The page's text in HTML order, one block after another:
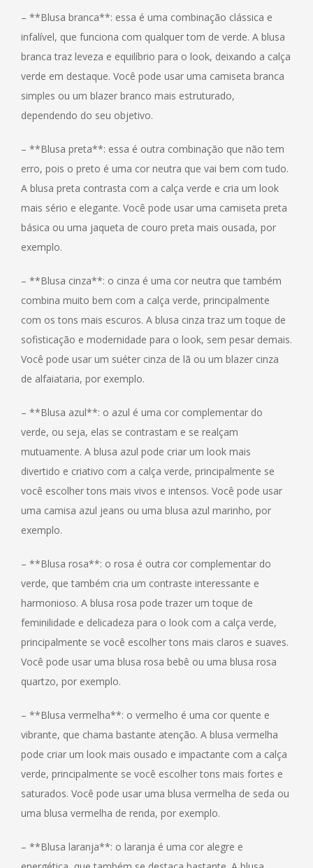
– **Blusa branca**: essa é uma combinação clássica e
infalível, que funciona com qualquer tom de verde. A blusa
branca traz leveza e equilíbrio para o look, deixando a calça
verde em destaque. Você pode usar uma camiseta branca
simples ou um blazer branco mais estruturado,
dependendo do seu objetivo.
– **Blusa preta**: essa é outra combinação que não tem
erro, pois o preto é uma cor neutra que vai bem com tudo.
A blusa preta contrasta com a calça verde e cria um look
mais sério e elegante. Você pode usar uma camiseta preta
básica ou uma jaqueta de couro preta mais ousada, por
exemplo.
– **Blusa cinza**: o cinza é uma cor neutra que também
combina muito bem com a calça verde, principalmente
com os tons mais escuros. A blusa cinza traz um toque de
sofisticação e modernidade para o look, sem pesar demais.
Você pode usar um suéter cinza de lã ou um blazer cinza
de alfaiataria, por exemplo.
– **Blusa azul**: o azul é uma cor complementar do
verde, ou seja, elas se contrastam e se realçam
mutuamente. A blusa azul pode criar um look mais
divertido e criativo com a calça verde, principalmente se
você escolher tons mais vivos e intensos. Você pode usar
uma camisa azul jeans ou uma blusa azul marinho, por
exemplo.
– **Blusa rosa**: o rosa é outra cor complementar do
verde, que também cria um contraste interessante e
harmonioso. A blusa rosa pode trazer um toque de
feminilidade e delicadeza para o look com a calça verde,
principalmente se você escolher tons mais claros e suaves.
Você pode usar uma blusa rosa bebê ou uma blusa rosa
quartzo, por exemplo.
– **Blusa vermelha**: o vermelho é uma cor quente e
vibrante, que chama bastante atenção. A blusa vermelha
pode criar um look mais ousado e impactante com a calça
verde, principalmente se você escolher tons mais fortes e
saturados. Você pode usar uma blusa vermelha de seda ou
uma blusa vermelha de renda, por exemplo.
– **Blusa laranja**: o laranja é uma cor alegre e